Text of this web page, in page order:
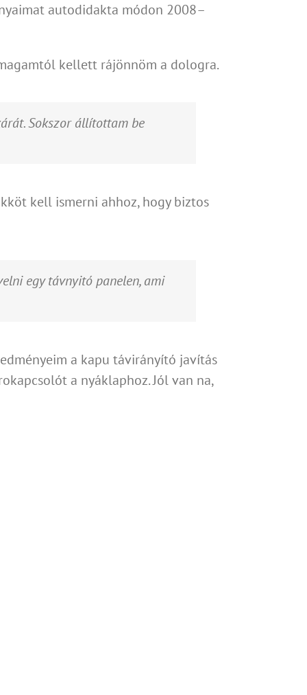
autodidakta módon 2008–
kellett rájönnöm a dologra.
Sokszor állítottam be
kell ismerni ahhoz, hogy biztos
egy távnyitó panelen, ami
a kapu távirányító javítás
a nyáklaphoz. Jól van na,